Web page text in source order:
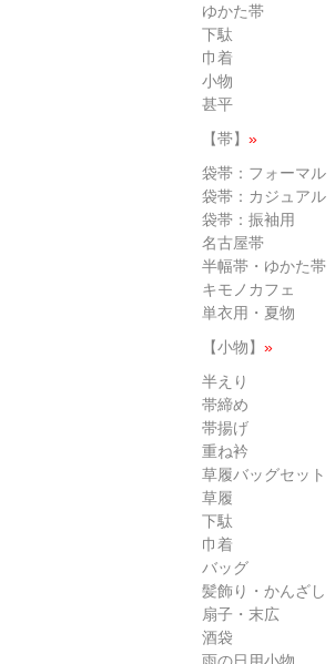
ゆかた帯
下駄
巾着
小物
甚平
【帯】 »
袋帯：フォーマル
袋帯：カジュアル
袋帯：振袖用
名古屋帯
半幅帯・ゆかた帯
キモノカフェ
単衣用・夏物
【小物】 »
半えり
帯締め
帯揚げ
重ね衿
草履バッグセット
草履
下駄
巾着
バッグ
髪飾り・かんざし
扇子・末広
酒袋
雨の日用小物